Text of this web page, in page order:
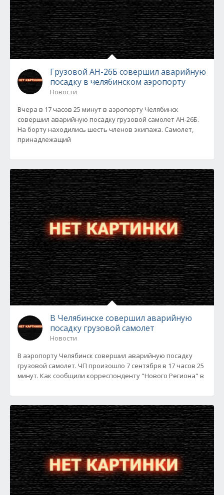
Грузовой АН-26Б совершил аварийную
посадку в челябинском аэропорту
Новости
Вчера в 17 часов 25 минут в аэропорту Челябинск
совершил аварийную посадку грузовой самолет АН-26Б.
На борту находились шесть членов экипажа. Самолет,
принадлежащий
В Челябинске совершил аварийную
посадку грузовой самолет
Новости
В аэропорту Челябинск совершил аварийную посадку
грузовой самолет. ЧП произошло 7 сентября в 17 часов 25
минут. Как сообщили корреспонденту "Нового Региона" в